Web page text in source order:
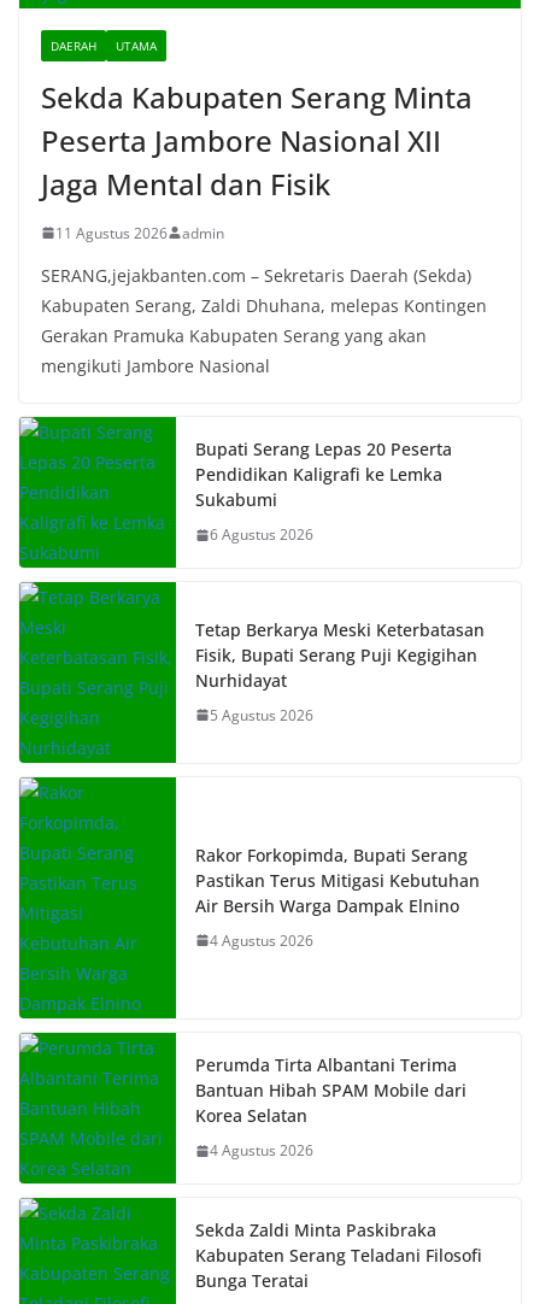
DAERAH UTAMA
Sekda Kabupaten Serang Minta
Peserta Jambore Nasional XII
Jaga Mental dan Fisik
11 Agustus 2026 admin
SERANG,jejakbanten.com – Sekretaris Daerah (Sekda)
Kabupaten Serang, Zaldi Dhuhana, melepas Kontingen
Gerakan Pramuka Kabupaten Serang yang akan
mengikuti Jambore Nasional
Bupati Serang Lepas 20 Peserta
Pendidikan Kaligrafi ke Lemka
Sukabumi
6 Agustus 2026
Tetap Berkarya Meski Keterbatasan
Fisik, Bupati Serang Puji Kegigihan
Nurhidayat
5 Agustus 2026
Rakor Forkopimda, Bupati Serang
Pastikan Terus Mitigasi Kebutuhan
Air Bersih Warga Dampak Elnino
4 Agustus 2026
Perumda Tirta Albantani Terima
Bantuan Hibah SPAM Mobile dari
Korea Selatan
4 Agustus 2026
Sekda Zaldi Minta Paskibraka
Kabupaten Serang Teladani Filosofi
Bunga Teratai